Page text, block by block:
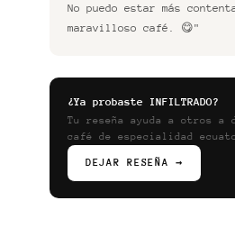
No puedo estar más
maravilloso café. 😋"
¿Ya probaste INFILTRADO?
Tu reseña ayuda a otros a
café de especialidad
DEJAR RESEÑA →